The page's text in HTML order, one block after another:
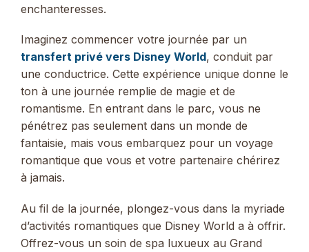
enchanteresses.
Imaginez commencer votre journée par un
transfert privé vers Disney World, conduit par
une conductrice. Cette expérience unique donne le
ton à une journée remplie de magie et de
romantisme. En entrant dans le parc, vous ne
pénétrez pas seulement dans un monde de
fantaisie, mais vous embarquez pour un voyage
romantique que vous et votre partenaire chérirez
à jamais.
Au fil de la journée, plongez-vous dans la myriade
d’activités romantiques que Disney World a à offrir.
Offrez-vous un soin de spa luxueux au Grand